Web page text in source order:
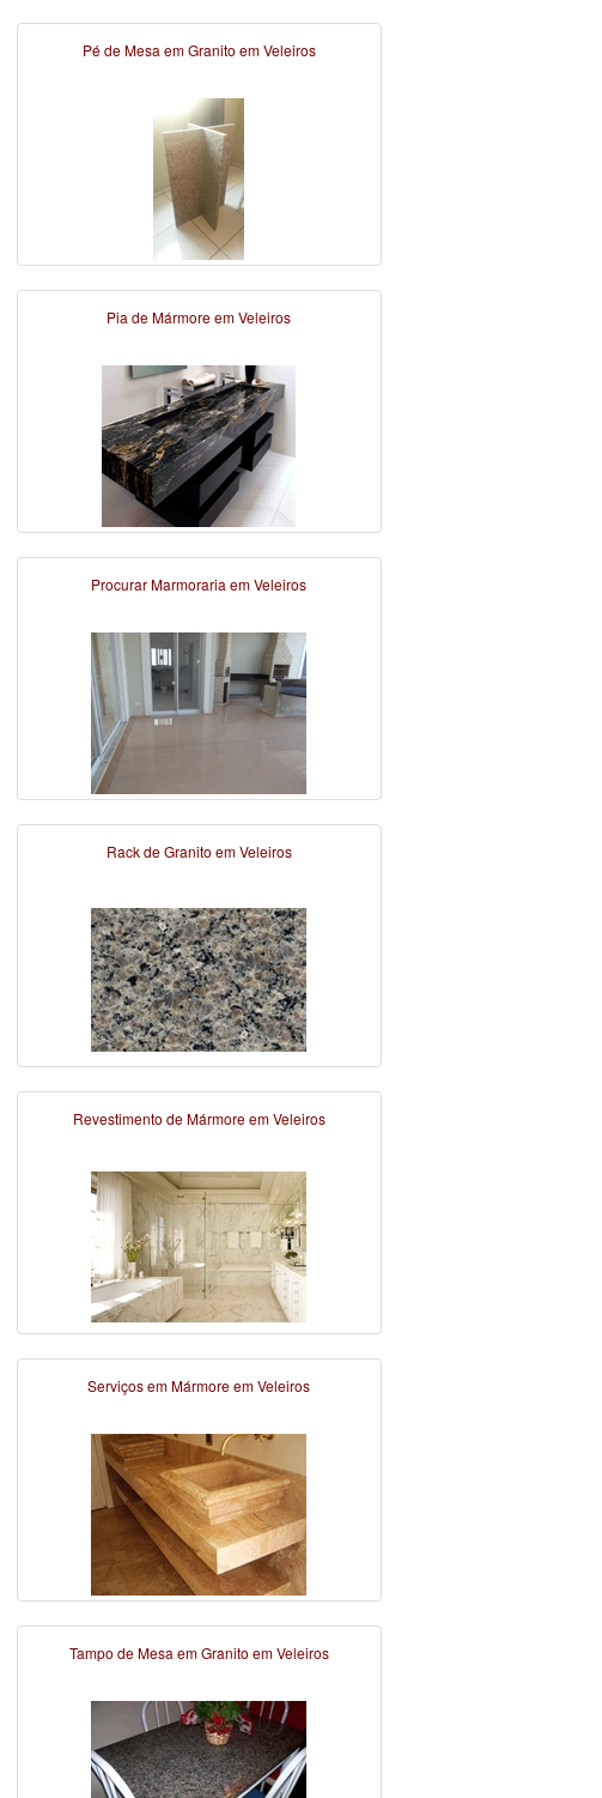
Pé de Mesa em Granito em Veleiros
Pia de Mármore em Veleiros
Procurar Marmoraria em Veleiros
Rack de Granito em Veleiros
Revestimento de Mármore em Veleiros
Serviços em Mármore em Veleiros
Tampo de Mesa em Granito em Veleiros